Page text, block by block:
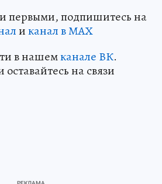
первыми, подпишитесь на
иканал в МАХ
в нашемканале ВК.
на связи